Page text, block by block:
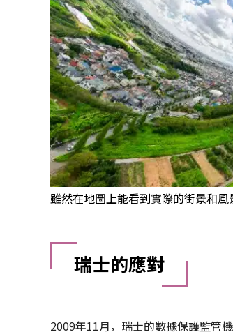
雖然在地圖上能看到實際的街景和風
瑞士的應對
2009年11月，瑞士的數據保護監管